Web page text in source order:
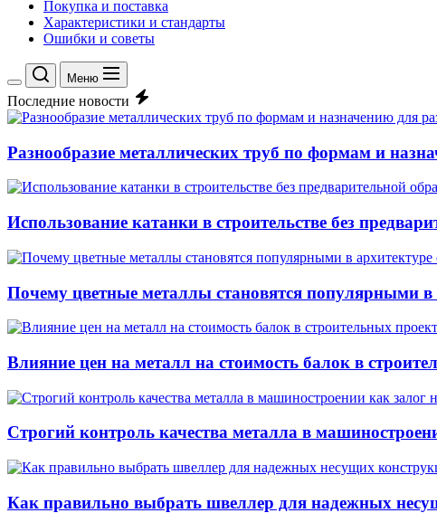
Покупка и поставка
Характеристики и стандарты
Ошибки и советы
Переключение
цветового
режима
Меню
Последние новости
Разнообразие металлических труб по формам и
Использование катанки в строительстве без
Почему цветные металлы становятся популярными в
Влияние цен на металл на стоимость балок в
Строгий контроль качества металла в
Как правильно выбрать швеллер для надежных